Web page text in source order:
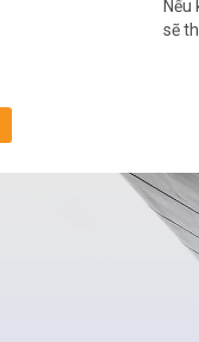
Nếu
sẽ